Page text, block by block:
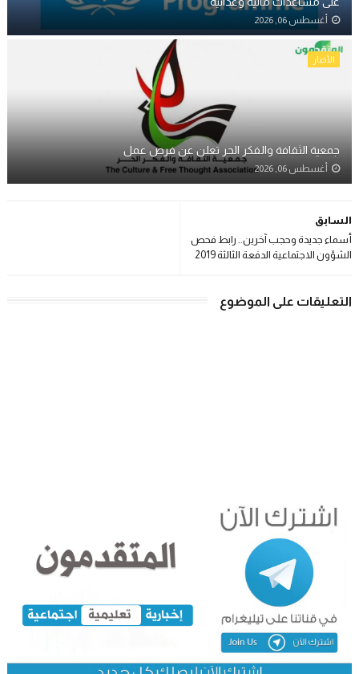
أغسطس 06, 2026
الأخبار
جمعية الثقافة والفكر الحر تعلن عن فرص عمل
أغسطس 06, 2026
السابق
أسماء جديدة وحجب آخرين.. رابط فحص
الشؤون الاجتماعية الدفعة الثالثة 2019
التعليقات على الموضوع